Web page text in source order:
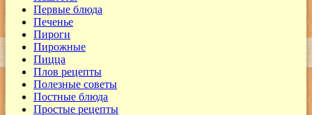
Первые блюда
Печенье
Пироги
Пирожные
Пицца
Плов рецепты
Полезные советы
Постные блюда
Простые рецепты